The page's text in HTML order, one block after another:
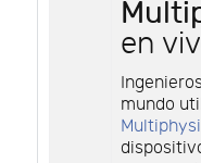
en
mundo